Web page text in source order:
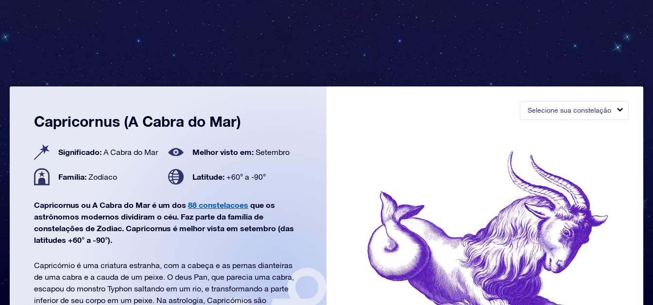
Selecione sua constelação
Capricornus (A Cabra do Mar)
Significado: A Cabra do Mar Melhor visto em: Setembro
Família: Zodíaco Latitude: +60° a -90°
Capricornus ou A Cabra do Mar é um dos 88 constelacoes que os
astrônomos modernos dividiram o céu. Faz parte da família de
constelações de Zodiac. Capricornus é melhor vista em setembro (das
latitudes +60° a -90°).
Capricórnio é uma criatura estranha, com a cabeça e as pernas dianteiras
de uma cabra e a cauda de um peixe. O deus Pan, que parecia uma cabra,
escapou do monstro Typhon saltando em um rio, e transformando a parte
inferior de seu corpo em um peixe. Na astrologia, Capricórnios são